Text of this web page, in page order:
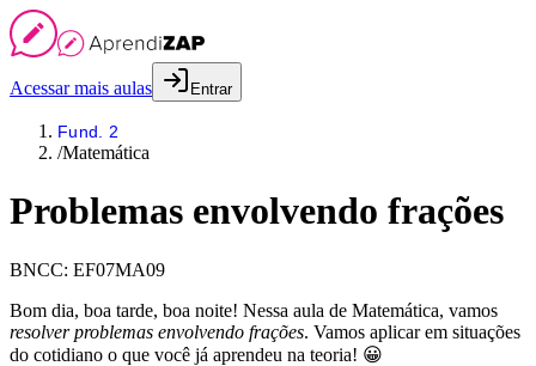
Acessar mais aulas Entrar
Fund. 2
/Matemática
Problemas envolvendo frações
BNCC: EF07MA09
Bom dia, boa tarde, boa noite! Nessa aula de Matemática, vamos
resolver problemas envolvendo frações. Vamos aplicar em situações
do cotidiano o que você já aprendeu na teoria! 😀